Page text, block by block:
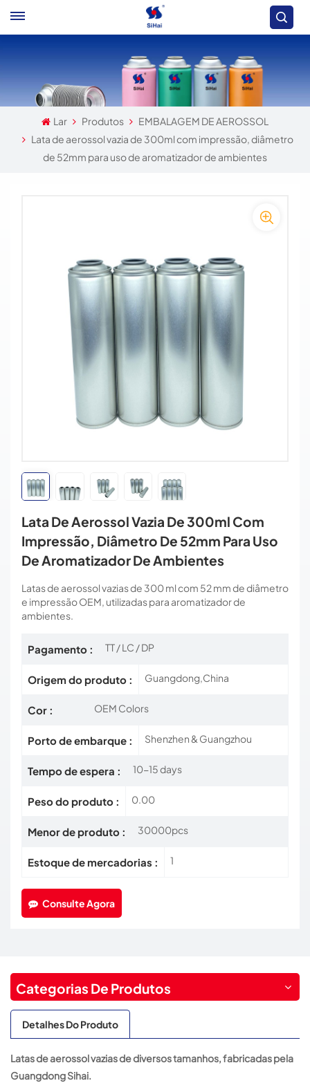
Lar Produtos
EMBALAGEM DE AEROSSOL
Lata de aerossol vazia de 300ml com impressão, diâmetro
de 52mm para uso de aromatizador de ambientes
Lata De Aerossol Vazia De 300ml Com
Impressão, Diâmetro De 52mm Para Uso
De Aromatizador De Ambientes
Latas de aerossol vazias de 300 ml com 52 mm de diâmetro
e impressão OEM, utilizadas para aromatizador de
ambientes.
Pagamento : TT / LC / DP
Origem do produto : Guangdong,China
Cor : OEM Colors
Porto de embarque : Shenzhen & Guangzhou
Tempo de espera : 10-15 days
Peso do produto : 0.00
Menor de produto : 30000pcs
Estoque de mercadorias : 1
Consulte Agora
Categorias De Produtos
Detalhes Do Produto
Latas de aerossol vazias de diversos tamanhos, fabricadas pela
Guangdong Sihai.